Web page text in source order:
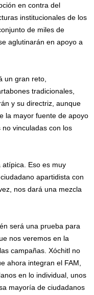
en contra del
institucionales de los
de miles de
aglutinarán en apoyo a
un gran reto,
tradicionales,
y su directriz, aunque
la mayor fuente de apoyo
vinculadas con los
Eso es muy
apartidista con
nos dará una mezcla
será una prueba para
nos veremos en la
campañas. Xóchitl no
ahora integran el FAM,
en lo individual, unos
mayoría de ciudadanos